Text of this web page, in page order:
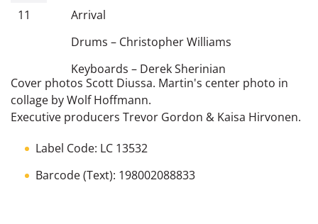
11
Arrival
Drums – Christopher Williams
Keyboards – Derek Sherinian
Cover photos Scott Diussa. Martin's center photo in
collage by Wolf Hoffmann.
Executive producers Trevor Gordon & Kaisa Hirvonen.
Label Code: LC 13532
Barcode (Text): 198002088833